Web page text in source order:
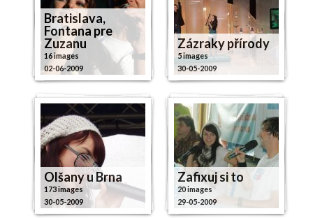
Bratislava,
Fontana pre
Zuzanu
16 images
02-06-2009
Zázraky přírody
5 images
30-05-2009
Olšany u Brna
173 images
30-05-2009
Zafixuj si to
20 images
29-05-2009